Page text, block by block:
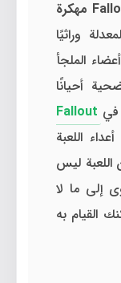
وراثيًا
الملجأ
أحيانًا
في Fallout
اللعبة
اللعبة ليس
إلى ما لا
القيام به